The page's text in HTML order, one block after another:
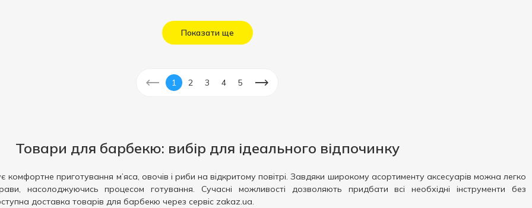
Показати ще
1 2 3 4 5
Товари для барбекю: вибір для ідеального відпочинку
комфортне приготування м’яса, овочів і риби на відкритому повітрі. Завдяки широкому асортименту аксесуарів можна легко
насолоджуючись процесом готування. Сучасні можливості дозволяють придбати всі необхідні інструменти без
доставка товарів для барбекю через сервіс zakaz.ua.